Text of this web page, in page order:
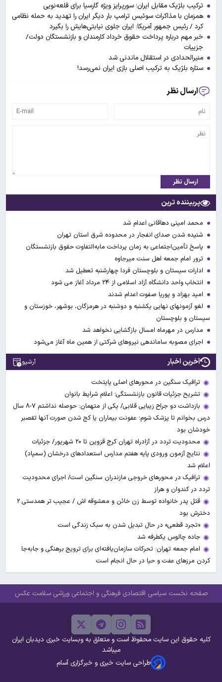
ترکیب بلژیک مقابل ایران؛ سورپرایز ویژه گارسیا برای قلعه‌نویی
همزمان با مذاکرات سوئیس ترامپ بار دیگر ایران را تهدید به حمله نظامی
کرد / رئیس جمهور آمریکا: ایران جلوی نیابتی‌هایش را بگیرد
خبر مهم درباره پرداخت حقوق خرداد کارمندان و بازنشستگان دولت/
جزییات
منیرالحدادی در استقلال ماندنی شد
ستاره بلژیک به ترکیب اصلی بازی ایران نمی‌رسد!
ارسال نظر
ارسال نظر
پربیننده ترین
محمد امینی دهاقانی اعدام شد
شنیده شدن صدای انفجار در محدوده شرق استان تهران
پاسخ تأمین‌اجتماعی به زمان پرداخت مابه‌التفاوت حقوق بازنشستگان
ترور امام جمعه اهل سنت میرجاوه
ادارات سیستان و بلوچستان فردا چهارشنبه تعطیل شد
انتخاب واحد دانشگاه آزاد اسلامی از ۲۴ مرداد آغاز می شود
امید بهزاد و پوریا صفوت اعدام شدند
لغو آزمونهای نهایی یکشنبه و دوشنبه در هرمزگان، بوشهر، خوزستان و
سیستان و بلوچستان
مدارس در مهرماه امسال بازگشایی نخواهد شد
اجرای مصوبه ساماندهی نیرو‌های شرکتی از همین ماه آغاز می‌شود
آخرین اخبار آرشیو
ترافیک سنگین در محورهای اصلی پایتخت
تشریح جزئیات قانون بازنشستگی؛ اعلام شرایط بانوان
بازداشت دو جراح زیبایی قلابی/ یکی از متهمان: حوصله نداشتم ۷-۸ سال
درس بخوانم تا پزشک شوم؛ عفونت بیماران یا کج شدن صورت آنها تقصبر
خودشان بود
محدودیت تردد در آزادراه تهران کرج قزوین تا ۲۰ شهریور/ جزئیات
نتایج آزمون ورودی پایه هفتم مدارس استعدادهای درخشان (سمپاد)
اعلام شد
ترافیک در محورهای خروجی مازندران سنگین است/ اجرای محدودیت
تردد در کندوان و هراز
قتل پدر خانواده توسط زن خائن و معشوقه اش / عجیب تر همدستی ۲
دخترش بود
«تجرد قطعی» در حال تبدیل شدن به سبک زندگی است
جاده چالوس یکطرفه شد
امام جمعه تهران: تحرکات سازمان‌یافته‌ای برای ترویج برهنگی و جابه‌جا
کردن مرزهای عفت و حیا در حال انجام است
صفحه نخست سیاسی اقتصادی فرهنگی و اجتماعی ورزشی سلامت عکس
کلیه حقوق این سایت محفوظ است و متعلق به وبسایت خبری دیدبان ایران
میباشد
طراحی سایت خبری و خبرگزاری آسام